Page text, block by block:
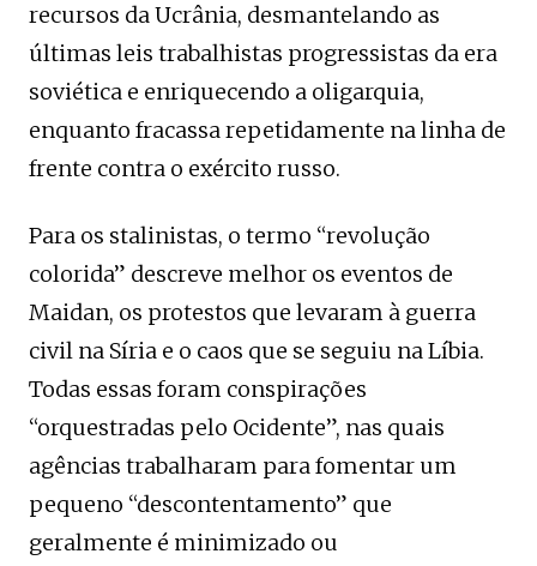
recursos da Ucrânia, desmantelando as
últimas leis trabalhistas progressistas da era
soviética e enriquecendo a oligarquia,
enquanto fracassa repetidamente na linha de
frente contra o exército russo.
Para os stalinistas, o termo “revolução
colorida” descreve melhor os eventos de
Maidan, os protestos que levaram à guerra
civil na Síria e o caos que se seguiu na Líbia.
Todas essas foram conspirações
“orquestradas pelo Ocidente”, nas quais
agências trabalharam para fomentar um
pequeno “descontentamento” que
geralmente é minimizado ou